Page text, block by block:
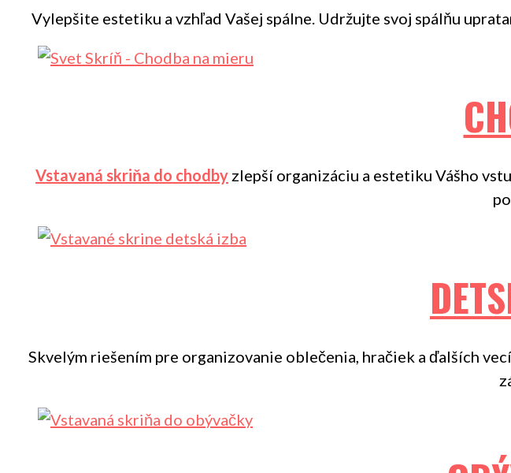
Vylepšite estetiku a vzhľad Vašej spálne. Udržujte svoj spálňu
Vstavaná skriňa do chodby zlepší organizáciu a estetiku Vášho
Skvelým riešením pre organizovanie oblečenia, hračiek a ďalších